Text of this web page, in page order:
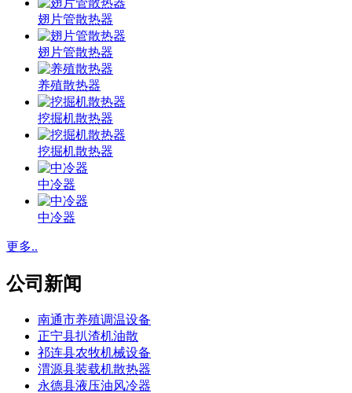
翅片管散热器
翅片管散热器
养殖散热器
挖掘机散热器
挖掘机散热器
中冷器
中冷器
更多..
公司新闻
南通市养殖调温设备
正宁县扒渣机油散
祁连县农牧机械设备
渭源县装载机散热器
永德县液压油风冷器